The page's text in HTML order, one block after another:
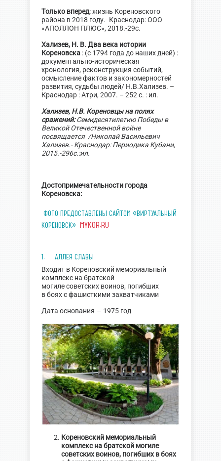
Только вперед: жизнь Кореновского
района в 2018 году.- Краснодар: ООО
«АПОЛЛОН ПЛЮС», 2018.-29с.
Хализев, Н. В. Два века истории
Кореновска: (с 1794 года до наших дней) :
документально-историческая
хронология, реконструкция событий,
осмысление фактов и закономерностей
развития, судьбы людей/ Н.В.Хализев. –
Краснодар : Атри, 2007. – 252 с. : ил.
Хализев, Н.В. Кореновцы на полях
сражений:Семидесятилетию Победы в
Великой Отечественной войне
посвящается /Николай Васильевич
Хализев.- Краснодар: Периодика Кубани,
2015.-296с.:ил.
Достопримечательности города
Кореновска:
ФОТО ПРЕДОСТАВЛЕНЫ САЙТОМ «ВИРТУАЛЬНЫЙ
КОРЕНОВСК» MYKOR.RU
1. АЛЛЕЯ СЛАВЫ
Входит в Кореновский мемориальный
комплекс на братской
могиле советских воинов, погибших
в боях с фашисткими захватчиками
Дата основания — 1975 год
Кореновский мемориальный
комплекс на братской могиле
советских воинов, погибших в боях